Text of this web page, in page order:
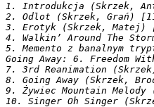
1. Introdukcja (Skrzek,
2. Odlot (Skrzek, Grań)
3. Erotyk (Skrzek, Matej)
4. Walkin’ Around The
5. Memento z banalnym
Going Away: 6. Freedom
7. 3rd Reanimation
8. Going Away (Skrzek,
9. Żywiec Mountain
10. Singer Oh Singer